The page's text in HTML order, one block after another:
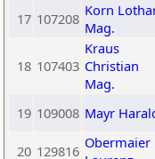
17 107208 Korn
Mag.
18 107403
Kraus
Christian
Mag.
19 109008 Mayr
20 129816 Obermaier